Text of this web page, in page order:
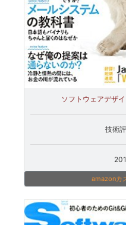
ソフトウェアデザ
技術
amazonカ